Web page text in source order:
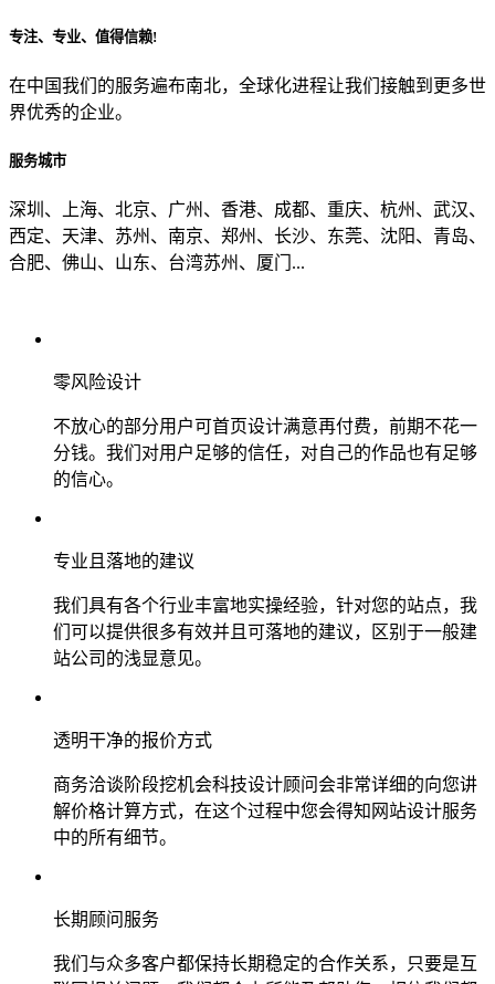
专注、专业、值得信赖!
在中国我们的服务遍布南北，全球化进程让我们接触到更多世
界优秀的企业。
服务城市
深圳、上海、北京、广州、香港、成都、重庆、杭州、武汉、
西定、天津、苏州、南京、郑州、长沙、东莞、沈阳、青岛、
合肥、佛山、山东、台湾苏州、厦门...
零风险设计
不放心的部分用户可首页设计满意再付费，前期不花一
分钱。我们对用户足够的信任，对自己的作品也有足够
的信心。
专业且落地的建议
我们具有各个行业丰富地实操经验，针对您的站点，我
们可以提供很多有效并且可落地的建议，区别于一般建
站公司的浅显意见。
透明干净的报价方式
商务洽谈阶段挖机会科技设计顾问会非常详细的向您讲
解价格计算方式，在这个过程中您会得知网站设计服务
中的所有细节。
长期顾问服务
我们与众多客户都保持长期稳定的合作关系，只要是互